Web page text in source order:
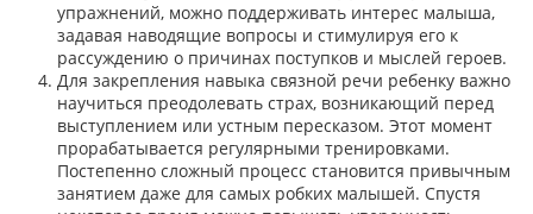
упражнений, можно поддерживать интерес малыша,
задавая наводящие вопросы и стимулируя его к
рассуждению о причинах поступков и мыслей героев.
Для закрепления навыка связной речи ребенку важно
научиться преодолевать страх, возникающий перед
выступлением или устным пересказом. Этот момент
прорабатывается регулярными тренировками.
Постепенно сложный процесс становится привычным
занятием даже для самых робких малышей. Спустя